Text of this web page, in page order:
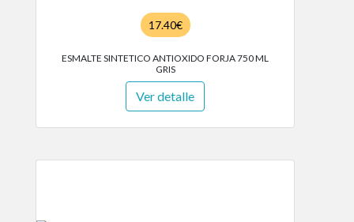
17.40€
ESMALTE SINTETICO ANTIOXIDO FORJA 750 ML
GRIS
Ver detalle